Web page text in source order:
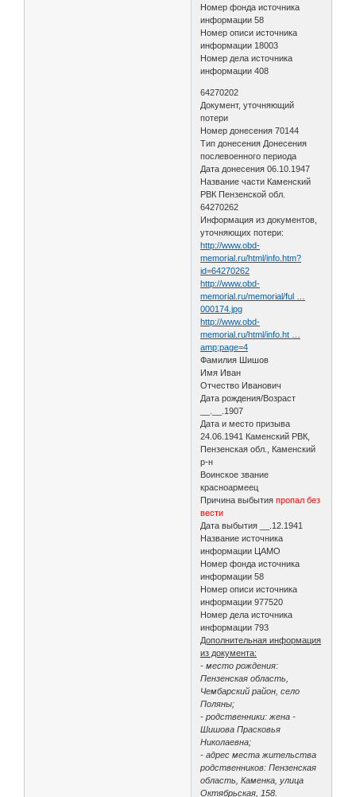
Номер фонда источника
информации 58
Номер описи источника
информации 18003
Номер дела источника
информации 408
64270202
Документ, уточняющий
потери
Номер донесения 70144
Тип донесения Донесения
послевоенного периода
Дата донесения 06.10.1947
Название части Каменский
РВК Пензенской обл.
64270262
Информация из документов,
уточняющих потери:
http://www.obd-
memorial.ru/html/info.htm?
id=64270262
http://www.obd-
memorial.ru/memorial/ful …
000174.jpg
http://www.obd-
memorial.ru/html/info.ht …
amp;page=4
Фамилия Шишов
Имя Иван
Отчество Иванович
Дата рождения/Возраст
__.__.1907
Дата и место призыва
24.06.1941 Каменский РВК,
Пензенская обл., Каменский
р-н
Воинское звание
красноармеец
Причина выбытияпропал без
вести
Дата выбытия __.12.1941
Название источника
информации ЦАМО
Номер фонда источника
информации 58
Номер описи источника
информации 977520
Номер дела источника
информации 793
Дополнительная информация
из документа:
- место рождения:
Пензенская область,
Чембарский район, село
Поляны;
- родственники: жена -
Шишова Прасковья
Николаевна;
- адрес места жительства
родственников: Пензенская
область, Каменка, улица
Октябрьская, 158.